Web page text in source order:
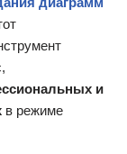
и
в режиме